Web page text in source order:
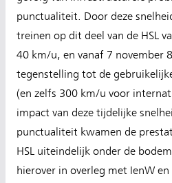
punctualiteit. Door deze
treinen op dit deel van de HSL
40 km/u, en vanaf 7 november
tegenstelling tot de
(en zelfs 300 km/u voor
impact van deze tijdelijke
punctualiteit kwamen de
HSL uiteindelijk onder de
hierover in overleg met IenW en